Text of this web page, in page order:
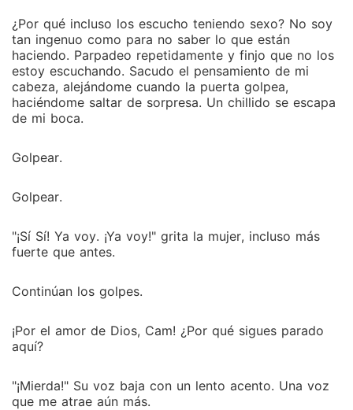
¿Por qué incluso los escucho teniendo sexo? No soy
tan ingenuo como para no saber lo que están
haciendo. Parpadeo repetidamente y finjo que no los
estoy escuchando. Sacudo el pensamiento de mi
cabeza, alejándome cuando la puerta golpea,
haciéndome saltar de sorpresa. Un chillido se escapa
de mi boca.
Golpear.
Golpear.
"¡Sí Sí! Ya voy. ¡Ya voy!" grita la mujer, incluso más
fuerte que antes.
Continúan los golpes.
¡Por el amor de Dios, Cam! ¿Por qué sigues parado
aquí?
"¡Mierda!" Su voz baja con un lento acento. Una voz
que me atrae aún más.